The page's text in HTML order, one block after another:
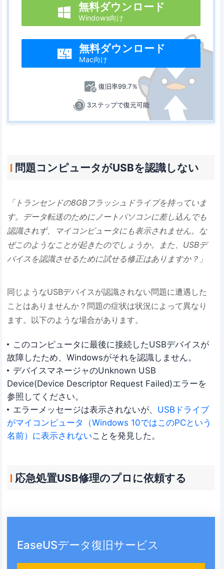
 無料ダウンロード
Windows向け
 無料ダウンロード
Mac向け
復旧率99.7％
3ステップで復元可能
問題コンピュータがUSBを認識しない
「トランセンドの8GBフラッシュドライブを持っていま
す。データ転送のためにノートパソコンに差し込んでも
認識されず、マイコンピュータにも表示されません。な
ぜこのようなことが起きたのでしょうか。また、USBデ
バイスを認識させるために試せる修正はありますか？」
同じようなUSBデバイスが認識されない問題に遭遇した
ことはありませんか？問題の症状は状況によって異なり
ます。以下のような場合があります。
このコンピュータに最後に接続したUSBデバイスが
故障したため、Windowsがそれを認識しません。
デバイスマネージャのUnknown USB
Device(Device Descriptor Request Failed)エラーを
参照してください。
エラーメッセージは表示されないが、 USBドライブ
がマイコンピュータ（Windows 10ではこのPCという
名前）に表示されないことを発見した。
応急処置USB修理のプロに依頼する
EaseUSデータ復旧サービス